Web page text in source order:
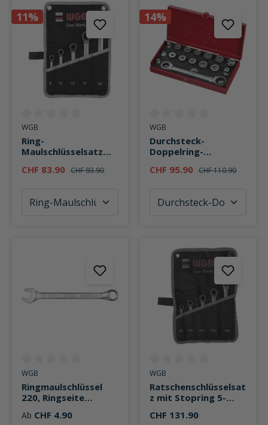
11%
Durchschnittliche Bewertung von 0 von 5 Sternen
WGB
Ring-
Maulschlüsselsatz
teilig
CHF 83.90 CHF 93.90
14%
Durchschnittliche Bewertung
WGB
Durchsteck-
Doppelring-
Satz 16-teilig
CHF 95.90 CHF 110.90
Durchschnittliche Bewertung von 0 von 5 Sternen
WGB
Ringmaulschlüssel
220, Ringseite
Ab CHF 4.90
Durchschnittliche Bewertung
WGB
Ratschenschlüsselsat
z mit Stopring 5-
CHF 131.90